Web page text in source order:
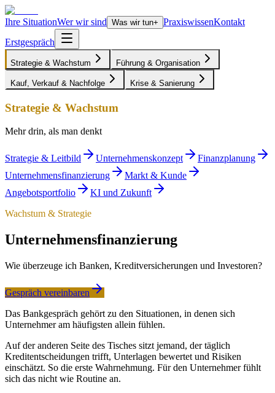
Ihre SituationWer wir sind Was wir tun+ PraxiswissenKontakt
Erstgespräch
Strategie & Wachstum Führung & Organisation
Kauf, Verkauf & Nachfolge Krise & Sanierung
Strategie & Wachstum
Mehr drin, als man denkt
Strategie & Leitbild Unternehmenskonzept
Finanzplanung
Unternehmensfinanzierung
Markt & Kunde
Angebotsportfolio
KI und Zukunft
Wachstum & Strategie
Unternehmens­finanzierung
Wie überzeuge ich Banken, Kreditversicherungen und Investoren?
Gespräch vereinbaren
Das Bankgespräch gehört zu den Situationen, in denen sich
Unternehmer am häufigsten allein fühlen.
Auf der anderen Seite des Tisches sitzt jemand, der täglich
Kreditentscheidungen trifft, Unterlagen bewertet und Risiken
einschätzt. So die erste Wahrnehmung. Für den Unternehmer fühlt
sich das nicht wie Routine an.